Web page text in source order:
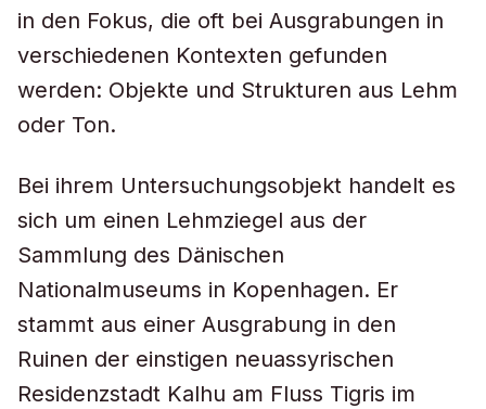
in den Fokus, die oft bei Ausgrabungen in
verschiedenen Kontexten gefunden
werden: Objekte und Strukturen aus Lehm
oder Ton.
Bei ihrem Untersuchungsobjekt handelt es
sich um einen Lehmziegel aus der
Sammlung des Dänischen
Nationalmuseums in Kopenhagen. Er
stammt aus einer Ausgrabung in den
Ruinen der einstigen neuassyrischen
Residenzstadt Kalhu am Fluss Tigris im